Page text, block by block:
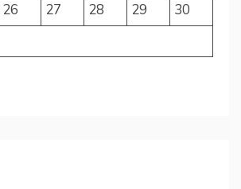
26 27 28 29
30